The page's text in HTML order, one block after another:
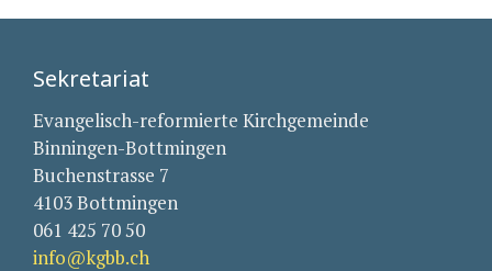
Sekretariat
Evangelisch-reformierte Kirchgemeinde
Binningen-Bottmingen
Buchenstrasse 7
4103 Bottmingen
061 425 70 50
info@kgbb.ch